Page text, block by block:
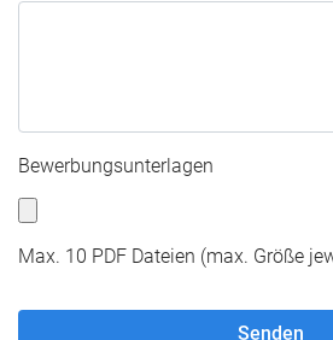
Bewerbungsunterlagen
Max. 10 PDF Dateien (max. Größe